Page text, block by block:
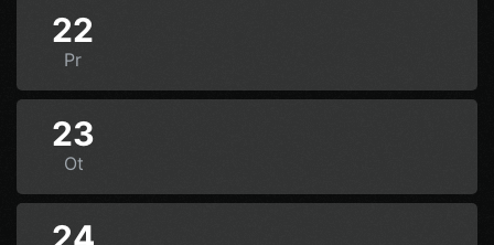
22
Pr
23
Ot